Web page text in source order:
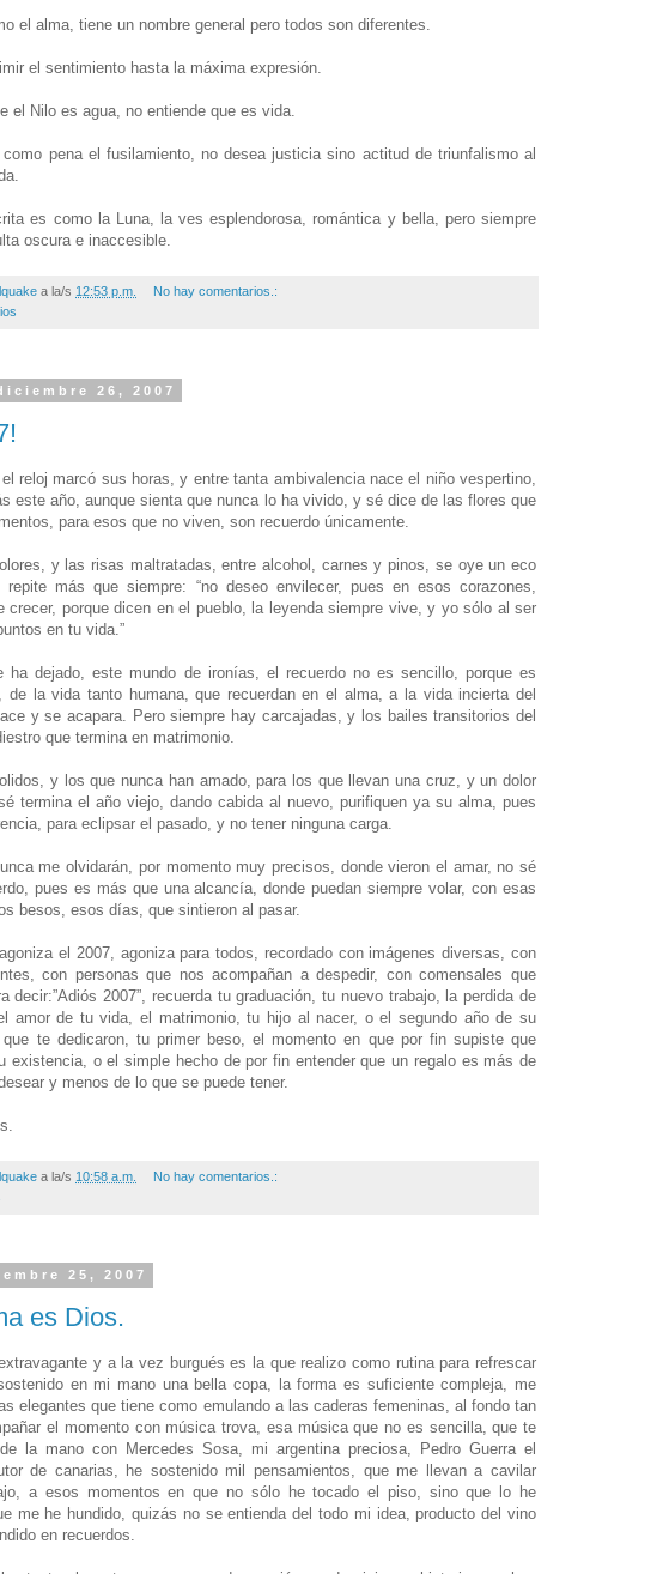
el alma, tiene un nombre general pero todos son diferentes.
el sentimiento hasta la máxima expresión.
el Nilo es agua, no entiende que es vida.
pena el fusilamiento, no desea justicia sino actitud de triunfalismo al
es como la Luna, la ves esplendorosa, romántica y bella, pero siempre
oscura e inaccesible.
a la/s 12:53 p.m.
No hay comentarios.:
26, 2007
reloj marcó sus horas, y entre tanta ambivalencia nace el niño vespertino,
este año, aunque sienta que nunca lo ha vivido, y sé dice de las flores que
para esos que no viven, son recuerdo únicamente.
y las risas maltratadas, entre alcohol, carnes y pinos, se oye un eco
más que siempre: “no deseo envilecer, pues en esos corazones,
crecer, porque dicen en el pueblo, la leyenda siempre vive, y yo sólo al ser
en tu vida.”
ha dejado, este mundo de ironías, el recuerdo no es sencillo, porque es
de la vida tanto humana, que recuerdan en el alma, a la vida incierta del
y se acapara. Pero siempre hay carcajadas, y los bailes transitorios del
que termina en matrimonio.
y los que nunca han amado, para los que llevan una cruz, y un dolor
termina el año viejo, dando cabida al nuevo, purifiquen ya su alma, pues
para eclipsar el pasado, y no tener ninguna carga.
me olvidarán, por momento muy precisos, donde vieron el amar, no sé
pues es más que una alcancía, donde puedan siempre volar, con esas
besos, esos días, que sintieron al pasar.
el 2007, agoniza para todos, recordado con imágenes diversas, con
con personas que nos acompañan a despedir, con comensales que
decir:”Adiós 2007”, recuerda tu graduación, tu nuevo trabajo, la perdida de
amor de tu vida, el matrimonio, tu hijo al nacer, o el segundo año de su
te dedicaron, tu primer beso, el momento en que por fin supiste que
existencia, o el simple hecho de por fin entender que un regalo es más de
y menos de lo que se puede tener.
a la/s 10:58 a.m.
No hay comentarios.:
25, 2007
es Dios.
y a la vez burgués es la que realizo como rutina para refrescar
en mi mano una bella copa, la forma es suficiente compleja, me
elegantes que tiene como emulando a las caderas femeninas, al fondo tan
el momento con música trova, esa música que no es sencilla, que te
la mano con Mercedes Sosa, mi argentina preciosa, Pedro Guerra el
de canarias, he sostenido mil pensamientos, que me llevan a cavilar
a esos momentos en que no sólo he tocado el piso, sino que lo he
me he hundido, quizás no se entienda del todo mi idea, producto del vino
en recuerdos.